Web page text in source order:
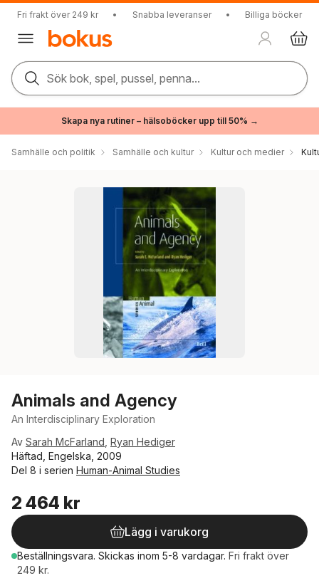
Fri frakt över 249 kr • Snabba leveranser • Billiga böcker
Sök bok, spel, pussel, penna...
Skapa nya rutiner – hälsoböcker upp till 50% →
Samhälle och politik Samhälle och kultur Kultur och medier
Animals and Agency
An Interdisciplinary Exploration
Av Sarah McFarland Ryan Hediger
Häftad, Engelska, 2009
Del 8 i serien Human-Animal Studies
2 464 kr
Lägg i varukorg
Beställningsvara. Skickas inom 5-8 vardagar. Fri frakt över
249 kr.